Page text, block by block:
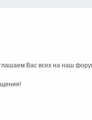
Вас всех на наш